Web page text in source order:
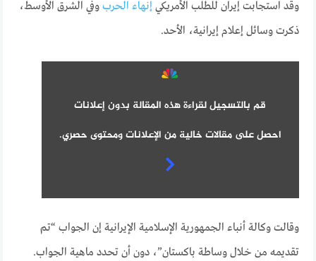
وقد استجابت إيران للطلب الأمريكي إنهاء الحرب وفي الشرق الأوسط،
ذكرت وسائل إعلام إيرانية، الأحد.
قم بالتسجيل لقراءة هذه المقالة بدون إعلانات
احصل على مقالات خالية من الإعلانات ومحتوى حصري.
وقالت وكالة أنباء الجمهورية الإسلامية الإيرانية إن الجواب “تم
تقديمه من خلال وساطة باكستان”، دون أن تحدد ماهية الجواب.